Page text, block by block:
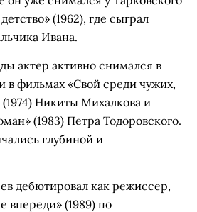
(1962), где сыграл
Ивана.
актер активно снимался в
в фильмах «Свой среди чужих,
Никиты Михалкова и
(1983) Петра Тодоровского.
глубиной и
дебютировал как режиссер,
впереди» (1989) по